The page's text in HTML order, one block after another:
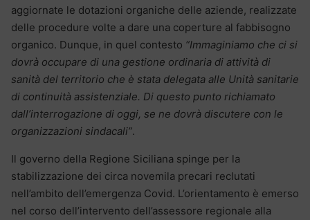
aggiornate le dotazioni organiche delle aziende, realizzate
delle procedure volte a dare una coperture al fabbisogno
organico. Dunque, in quel contesto “Immaginiamo che ci si
dovrà occupare di una gestione ordinaria di attività di
sanità del territorio che è stata delegata alle Unità sanitarie
di continuità assistenziale. Di questo punto richiamato
dall’interrogazione di oggi, se ne dovrà discutere con le
organizzazioni sindacali”.
Il governo della Regione Siciliana spinge per la
stabilizzazione dei circa novemila precari reclutati
nell’ambito dell’emergenza Covid. L’orientamento è emerso
nel corso dell’intervento dell’assessore regionale alla